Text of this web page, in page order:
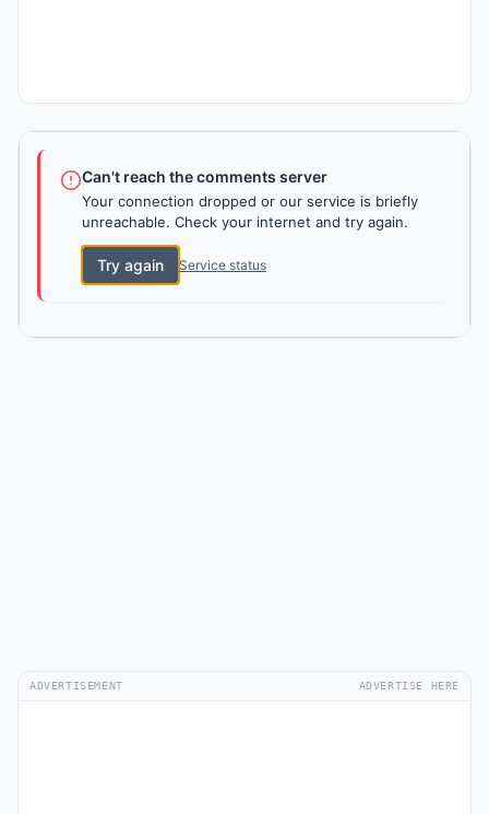
Can't reach the comments server
Your connection dropped or our service is briefly
unreachable. Check your internet and try again.
Try again Service status
ADVERTISEMENT ADVERTISE HERE